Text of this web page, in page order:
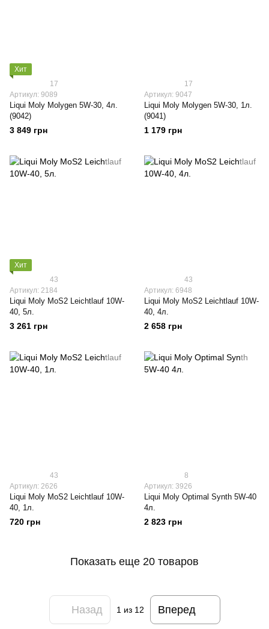
Хит
17
Артикул: 9089
Liqui Moly Molygen 5W-30, 4л.
(9042)
3 849 грн
17
Артикул: 9047
Liqui Moly Molygen 5W-30, 1л.
(9041)
1 179 грн
Хит
43
Артикул: 2184
Liqui Moly МoS2 Leichtlauf 10W-
40, 5л.
3 261 грн
43
Артикул: 6948
Liqui Moly МoS2 Leichtlauf 10W-
40, 4л.
2 658 грн
43
Артикул: 2626
Liqui Moly МoS2 Leichtlauf 10W-
40, 1л.
720 грн
8
Артикул: 3926
Liqui Moly Optimal Synth 5W-40
4л.
2 823 грн
Показать еще 20 товаров
Назад 1 из 12 Вперед